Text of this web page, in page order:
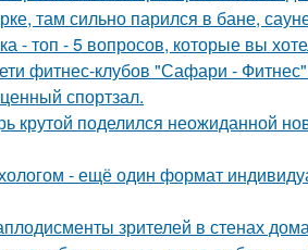
там сильно парился в бане,
- топ - 5 вопросов, которые вы
фитнес-клубов "Сафари -
спортзал.
крутой поделился неожиданной
- ещё один формат
зрителей в стенах